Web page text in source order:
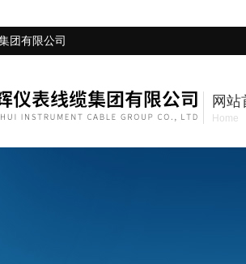
团有限公司
网站
Home